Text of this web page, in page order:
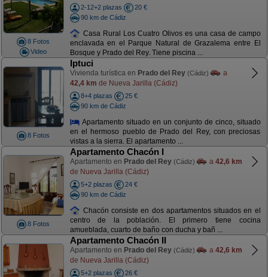
8 Fotos
Video
2-12+2 plazas
20 €
90 km de Cádiz
Casa Rural Los Cuatro Olivos es una casa de campo
enclavada en el Parque Natural de Grazalema entre El
Bosque y Prado del Rey. Tiene piscina ...
8 Fotos
Iptuci
Vivienda turística en Prado del Rey (Cádiz)
a
42,4 km de Nueva Jarilla (Cádiz)
8+4 plazas
25 €
90 km de Cádiz
Apartamento situado en un conjunto de cinco, situado
en el hermoso pueblo de Prado del Rey, con preciosas
vistas a la sierra. El apartamento ...
8 Fotos
Apartamento Chacón I
Apartamento en Prado del Rey (Cádiz) a 42,6 km
de Nueva Jarilla (Cádiz)
5+2 plazas
24 €
90 km de Cádiz
Chacón consiste en dos apartamentos situados en el
centro de la población. El primero tiene cocina
amueblada, cuarto de baño con ducha y bañ ...
Apartamento Chacón II
Apartamento en Prado del Rey (Cádiz) a 42,6 km
de Nueva Jarilla (Cádiz)
5+2 plazas
26 €